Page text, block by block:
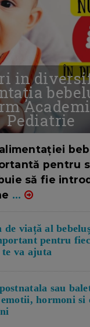
in
Pediatrie
pentru
să fie
...
de viață al
pentru
te va ajuta
sau
hormoni si